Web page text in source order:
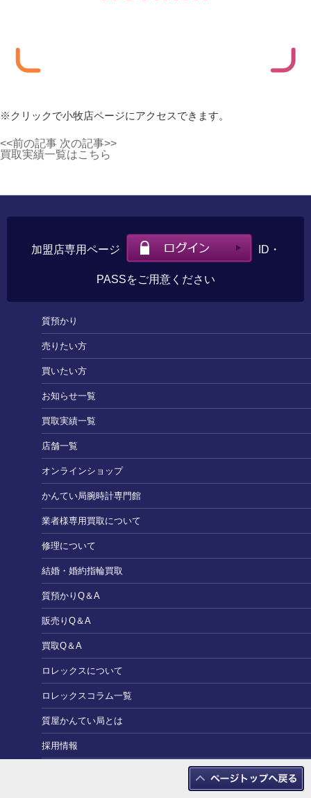
※クリックで小牧店ページにアクセスできます。
<<前の記事 次の記事>>
買取実績一覧はこちら
加盟店専用ページ ID・
PASSをご用意ください
質預かり
売りたい方
買いたい方
お知らせ一覧
買取実績一覧
店舗一覧
オンラインショップ
かんてい局腕時計専門館
業者様専用買取について
修理について
結婚・婚約指輪買取
質預かりQ＆A
販売りQ＆A
買取Q＆A
ロレックスについて
ロレックスコラム一覧
質屋かんてい局とは
採用情報